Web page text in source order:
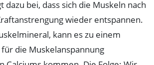
dazu bei, dass sich die Muskeln nach
wieder entspannen.
kann es zu einem
die Muskelanspannung